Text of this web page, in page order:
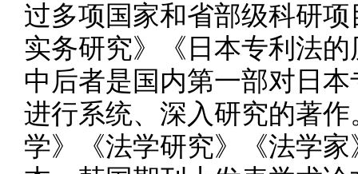
过多项国家和省部级科研
实务研究》《日本专利法
中后者是国内第一部对日
进行系统、深入研究的著
学》《法学研究》《法学